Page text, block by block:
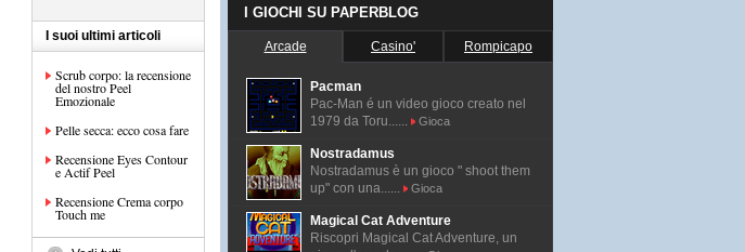
I suoi ultimi articoli
Scrub corpo: la recensione
del nostro Peel
Emozionale
Pelle secca: ecco cosa fare
Recensione Eyes Contour
e Actif Peel
Recensione Crema corpo
Touch me
I GIOCHI SU PAPERBLOG
Arcade Casino' Rompicapo
Pacman
Pac-Man é un video gioco creato nel
1979 da Toru......
Gioca
Nostradamus
Nostradamus è un gioco " shoot them
up" con una......
Gioca
Magical Cat Adventure
Riscopri Magical Cat Adventure, un